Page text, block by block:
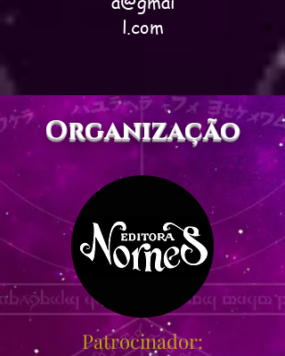
l.com
Organização
Patrocinador: